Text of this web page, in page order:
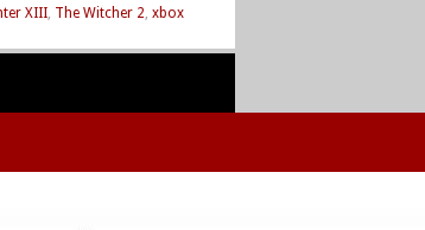
XIII, The Witcher 2, xbox